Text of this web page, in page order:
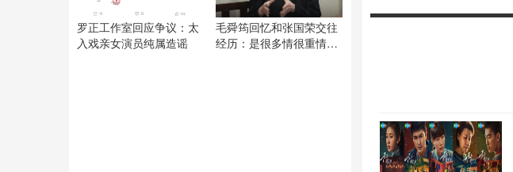
罗正工作室回应争议：太
入戏亲女演员纯属造谣
毛舜筠回忆和张国荣交往
经历：是很多情很重情的